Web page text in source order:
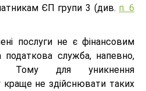
ЄП групи 3 (див. п. 6
послуги не є фінансовим
служба, напевно,
Тому для уникнення
краще не здійснювати таких